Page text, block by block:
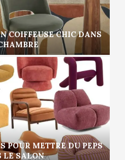
COIFFEUSE CHIC DANS
POUR METTRE DU PEPS
LE SALON